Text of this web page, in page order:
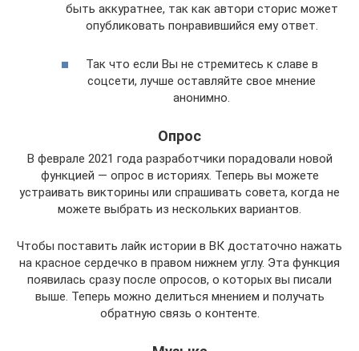
быть аккуратнее, так как автори сторис может
опубликовать понравившийся ему ответ.
Так что если Вы не стремитесь к славе в
соцсети, лучше оставляйте свое мнение
анонимно.
Опрос
В феврале 2021 года разработчики порадовали новой
функцией — опрос в историях. Теперь вы можете
устраивать викторины или спрашивать совета, когда не
можете выбрать из нескольких вариантов.
Чтобы поставить лайк истории в ВК достаточно нажать
на красное сердечко в правом нижнем углу. Эта функция
появилась сразу после опросов, о которых вы писали
выше. Теперь можно делиться мнением и получать
обратную связь о контенте.